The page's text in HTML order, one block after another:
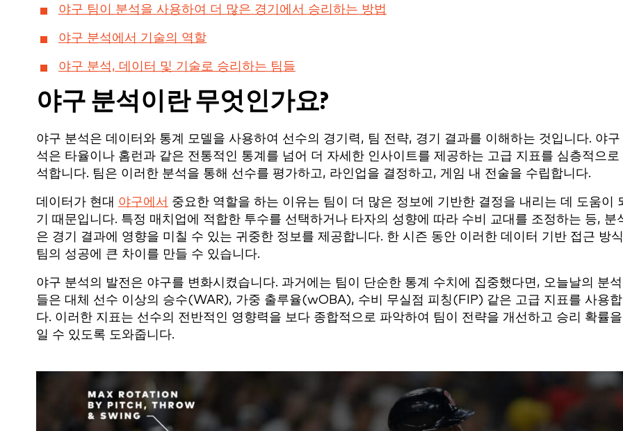
야구 팀이 분석을 사용하여 더 많은 경기에서 승리하는 방법
야구 분석에서 기술의 역할
야구 분석, 데이터 및 기술로 승리하는 팀들
야구 분석이란 무엇인가요?
야구 분석은 데이터와 통계 모델을 사용하여 선수의 경기력, 팀 전략, 경기 결과를 이해하는 것입니다. 야구
석은 타율이나 홈런과 같은 전통적인 통계를 넘어 더 자세한 인사이트를 제공하는 고급 지표를 심층적으로
석합니다. 팀은 이러한 분석을 통해 선수를 평가하고, 라인업을 결정하고, 게임 내 전술을 수립합니다.
데이터가 현대 야구에서 중요한 역할을 하는 이유는 팀이 더 많은 정보에 기반한 결정을 내리는 데 도움이
기 때문입니다. 특정 매치업에 적합한 투수를 선택하거나 타자의 성향에 따라 수비 교대를 조정하는 등, 분
은 경기 결과에 영향을 미칠 수 있는 귀중한 정보를 제공합니다. 한 시즌 동안 이러한 데이터 기반 접근 방
팀의 성공에 큰 차이를 만들 수 있습니다.
야구 분석의 발전은 야구를 변화시켰습니다. 과거에는 팀이 단순한 통계 수치에 집중했다면, 오늘날의 분
들은 대체 선수 이상의 승수(WAR), 가중 출루율(wOBA), 수비 무실점 피칭(FIP) 같은 고급 지표를 사용
다. 이러한 지표는 선수의 전반적인 영향력을 보다 종합적으로 파악하여 팀이 전략을 개선하고 승리 확률
일 수 있도록 도와줍니다.